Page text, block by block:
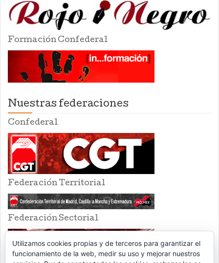
Formación Confederal
Nuestras federaciones
Confederal
Federación Territorial
Federación Sectorial
Utilizamos cookies propias y de terceros para garantizar el
funcionamiento de la web, medir su uso y mejorar nuestros